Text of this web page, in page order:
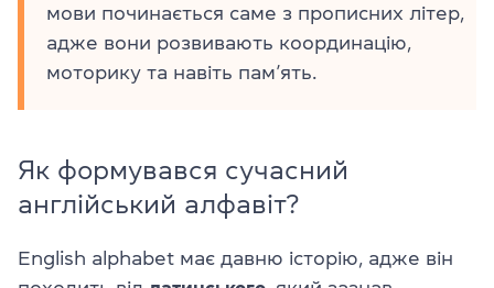
мови починається саме з прописних літер,
адже вони розвивають координацію,
моторику та навіть пам’ять.
Як формувався сучасний
англійський алфавіт?
English alphabet має давню історію, адже він